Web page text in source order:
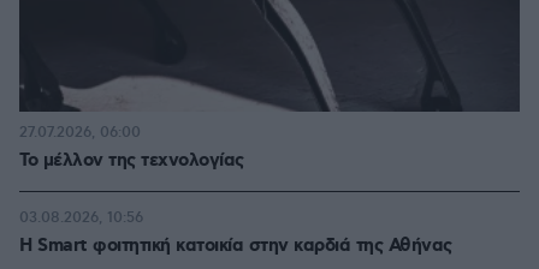
Το μέλλον της τεχνολογίας
27.07.2026, 06:00
Η Smart φοιτητική κατοικία στην καρδιά της Αθήνας
03.08.2026, 10:56